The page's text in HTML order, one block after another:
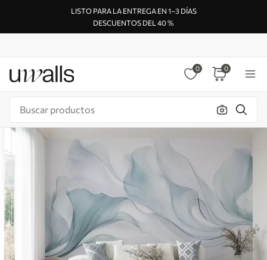
LISTO PARA LA ENTREGA EN 1–3 DÍAS
DESCUENTOS DEL 40 %
0 0